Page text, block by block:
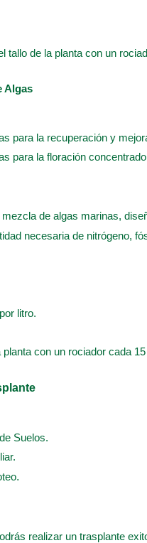
tallo de la planta con un
Algas
para la recuperación y
para la floración
de algas marinas,
necesaria de nitrógeno,
litro.
con un rociador cada
Suelos.
.
realizar un trasplante